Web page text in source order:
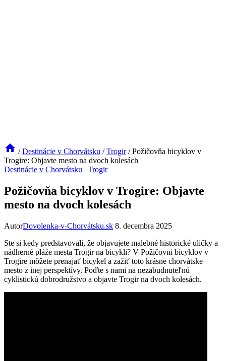
/ Destinácie v Chorvátsku / Trogir / Požičovňa bicyklov v
Trogire: Objavte mesto na dvoch kolesách
Destinácie v Chorvátsku | Trogir
Požičovňa bicyklov v Trogire: Objavte
mesto na dvoch kolesách
AutorDovolenka-v-Chorvátsku.sk 8. decembra 2025
Ste si kedy predstavovali, že objavujete malebné historické uličky a
nádherné pláže mesta Trogir na bicykli? V Požičovni bicyklov v
Trogire môžete prenajať bicykel a zažiť toto krásne chorvátske
mesto z inej perspektívy. Poďte s nami na nezabudnuteľnú
cyklistickú dobrodružstvo a objavte Trogir na dvoch kolesách.